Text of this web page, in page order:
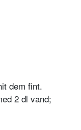
dem fint.
2 dl vand;